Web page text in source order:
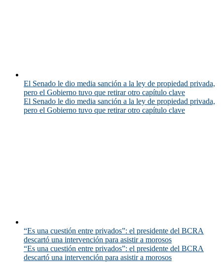
El Senado le dio media sanción a la ley de propiedad privada,
pero el Gobierno tuvo que retirar otro capítulo clave
El Senado le dio media sanción a la ley de propiedad privada,
pero el Gobierno tuvo que retirar otro capítulo clave
“Es una cuestión entre privados”: el presidente del BCRA
descartó una intervención para asistir a morosos
“Es una cuestión entre privados”: el presidente del BCRA
descartó una intervención para asistir a morosos